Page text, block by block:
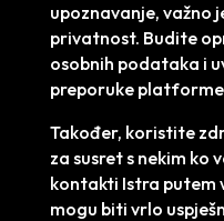
upoznavanje, važno
privatnost. Budite
osobnih podataka i
preporuke
Također, koristite
za susret s nekim ko
kontakti Istra putem
mogu biti vrlo